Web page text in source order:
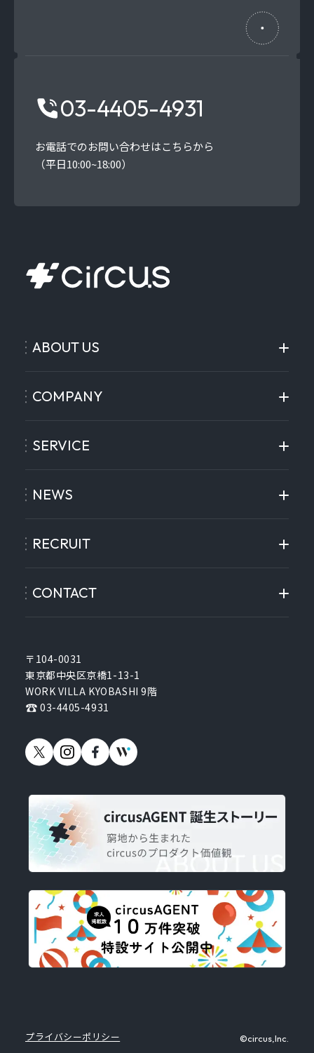
03-4405-4931
お電話でのお問い合わせはこちらから
（平日10:00~18:00）
〒104-0031
東京都中央区京橋1-13-1
WORK VILLA KYOBASHI 9階
03-4405-4931
ABOUT US
COMPANY
SERVICE
NEWS
RECRUIT
CONTACT
プライバシーポリシー ©circus,Inc.